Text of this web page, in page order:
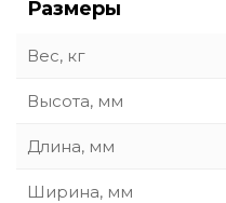
Размеры
Вес, кг
Высота, мм
Длина, мм
Ширина, мм